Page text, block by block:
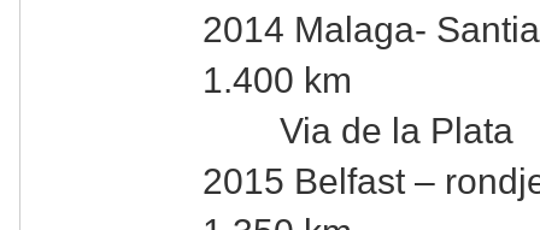
2014 Malaga-
1.400 km
Via de la Plata
2015 Belfast –